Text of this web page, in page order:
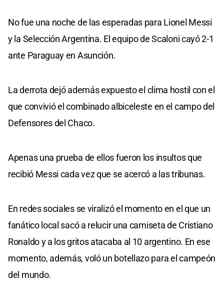
No fue una noche de las esperadas para Lionel Messi
y la Selección Argentina. El equipo de Scaloni cayó 2-1
ante Paraguay en Asunción.
La derrota dejó además expuesto el clima hostil con el
que convivió el combinado albiceleste en el campo del
Defensores del Chaco.
Apenas una prueba de ellos fueron los insultos que
recibió Messi cada vez que se acercó a las tribunas.
En redes sociales se viralizó el momento en el que un
fanático local sacó a relucir una camiseta de Cristiano
Ronaldo y a los gritos atacaba al 10 argentino. En ese
momento, además, voló un botellazo para el campeón
del mundo.